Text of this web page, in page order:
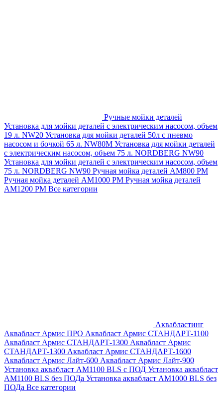
Ручные мойки деталей
Установка для мойки деталей с электрическим насосом, объем
19 л. NW20 Установка для мойки деталей 50л с пневмо
насосом и бочкой 65 л. NW80M Установка для мойки деталей
с электрическим насосом, объем 75 л. NORDBERG NW90
Установка для мойки деталей с электрическим насосом, объем
75 л. NORDBERG NW90 Ручная мойка деталей АМ800 РМ
Ручная мойка деталей АМ1000 РМ Ручная мойка деталей
АМ1200 РМ Все категории
Аквабластинг
Аквабласт Армис ПРО Аквабласт Армис СТАНДАРТ-1100
Аквабласт Армис СТАНДАРТ-1300 Аквабласт Армис
СТАНДАРТ-1300 Аквабласт Армис СТАНДАРТ-1600
Аквабласт Армис Лайт-600 Аквабласт Армис Лайт-900
Установка аквабласт AM1100 BLS с ПОД Установка аквабласт
AM1100 BLS без ПОДа Установка аквабласт AM1000 BLS без
ПОДа Все категории